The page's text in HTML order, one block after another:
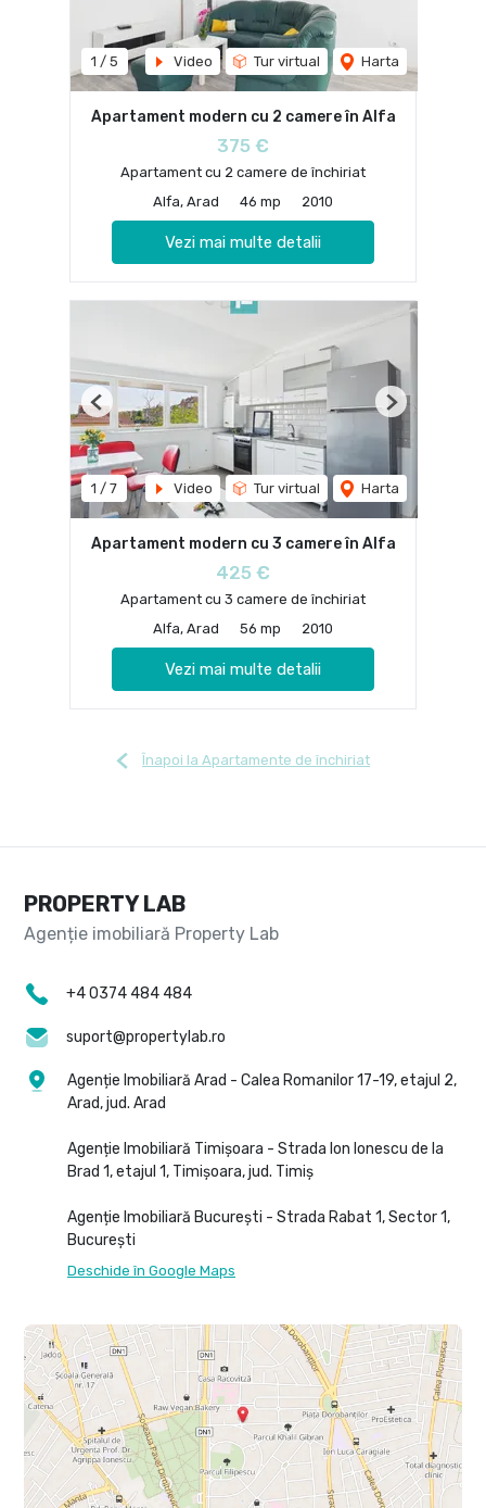
1 / 5 Video Tur virtual Harta
Apartament modern cu 2 camere în Alfa
375 €
Apartament cu 2 camere de închiriat
Alfa, Arad
46 mp 2010
Vezi mai multe detalii
1 / 7 Video Tur virtual Harta
Previous Next
Apartament modern cu 3 camere în Alfa
425 €
Apartament cu 3 camere de închiriat
Alfa, Arad
56 mp 2010
Vezi mai multe detalii
Înapoi la Apartamente de închiriat
PROPERTY LAB
+4 0374 484 484
suport@propertylab.ro
Agenție Imobiliară Arad - Calea Romanilor 17-19, etajul 2,
Arad, jud. Arad
Agenție Imobiliară Timișoara - Strada Ion Ionescu de la
Brad 1, etajul 1, Timișoara, jud. Timiș
Agenție Imobiliară București - Strada Rabat 1, Sector 1,
București
Deschide în Google Maps